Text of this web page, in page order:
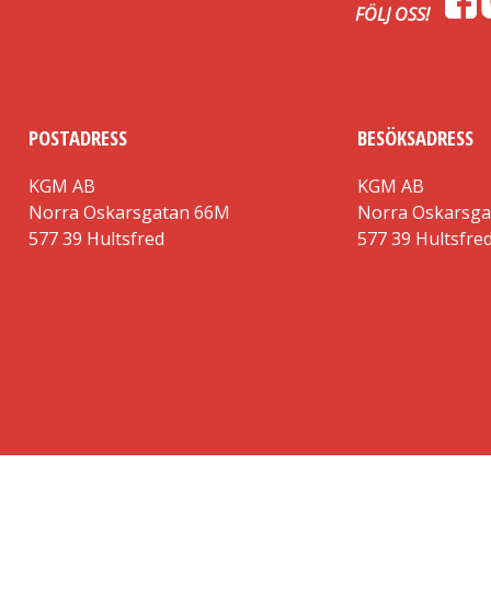
FÖLJ OSS!
POSTADRESS
KGM AB
Norra Oskarsgatan 66M
577 39 Hultsfred
BESÖKSADRESS
KGM AB
Norra
577 39